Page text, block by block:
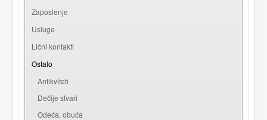
Zaposlenje
Usluge
Lični kontakti
Ostalo
Antikviteti
Dečije stvari
Odeća, obuća